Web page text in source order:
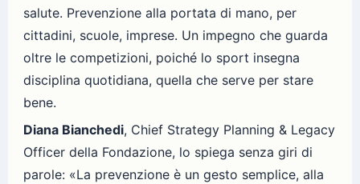
salute. Prevenzione alla portata di mano, per
cittadini, scuole, imprese. Un impegno che guarda
oltre le competizioni, poiché lo sport insegna
disciplina quotidiana, quella che serve per stare
bene.
Diana Bianchedi, Chief Strategy Planning & Legacy
Officer della Fondazione, lo spiega senza giri di
parole: «La prevenzione è un gesto semplice, alla